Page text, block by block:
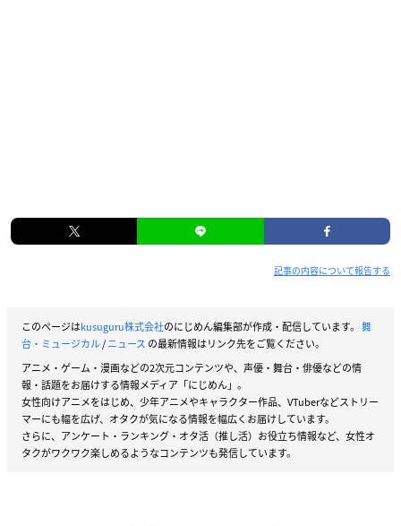
記事の内容について報告する
このページはkusuguru株式会社のにじめん編集部が作成・配信しています。 舞
台・ミュージカル/ニュース の最新情報はリンク先をご覧ください。
アニメ・ゲーム・漫画などの2次元コンテンツや、声優・舞台・俳優などの情
報・話題をお届けする情報メディア「にじめん」。
女性向けアニメをはじめ、少年アニメやキャラクター作品、VTuberなどストリー
マーにも幅を広げ、オタクが気になる情報を幅広くお届けしています。
さらに、アンケート・ランキング・オタ活（推し活）お役立ち情報など、女性オ
タクがワクワク楽しめるようなコンテンツも発信しています。